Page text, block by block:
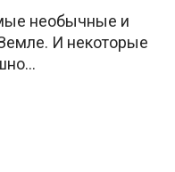
необычные и
И некоторые